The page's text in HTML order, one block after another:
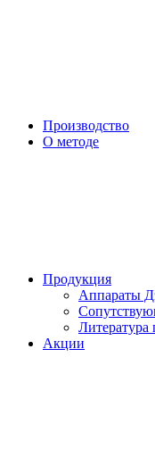
Производство
О методе
Продукция
Аппараты
Литература
Акции